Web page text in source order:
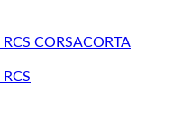
CORSACORTA